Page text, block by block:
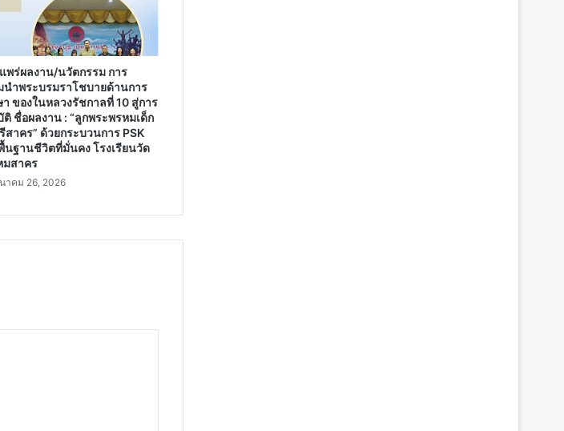
แพร่ผลงาน/นวัตกรรม การ
นำพระบรมราโชบายด้านการ
ของในหลวงรัชกาลที่ 10 สู่การ
ชื่อผลงาน : “ลูกพระพรหมเด็ก
สาคร” ด้วยกระบวนการ PSK
นฐานชีวิตที่มั่นคง โรงเรียนวัด
มสาคร
าคม 26, 2026